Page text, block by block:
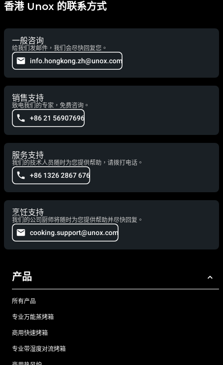
香港 Unox 的联系方式
一般咨询
给我们发邮件，我们会尽快回复您。
info.hongkong.zh@unox.com
销售支持
致电我们的专家，免费咨询。
+86 21 56907696
服务支持
我们的技术人员随时为您提供帮助，请拨打电话。
+86 1326 2867 676
烹饪支持
我们的公司厨师将随时为您提供帮助并尽快回复。
cooking.support@unox.com
产品
所有产品
专业万能蒸烤箱
商用快速烤箱
专业带湿度对流烤箱